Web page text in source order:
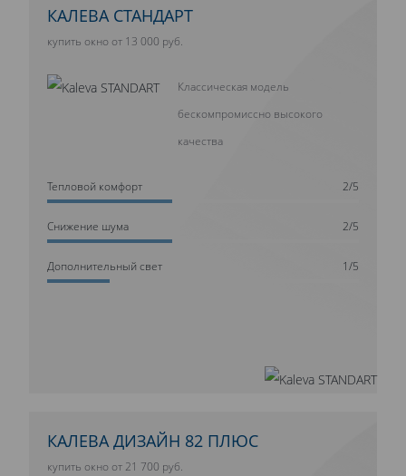
КАЛЕВА СТАНДАРТ
купить окно от 13 000 руб.
Классическая модель
бескомпромиссно высокого
качества
Тепловой комфорт 2/5
Cнижение шума 2/5
Дополнительный свет 1/5
КАЛЕВА ДИЗАЙН 82 ПЛЮС
купить окно от 21 700 руб.